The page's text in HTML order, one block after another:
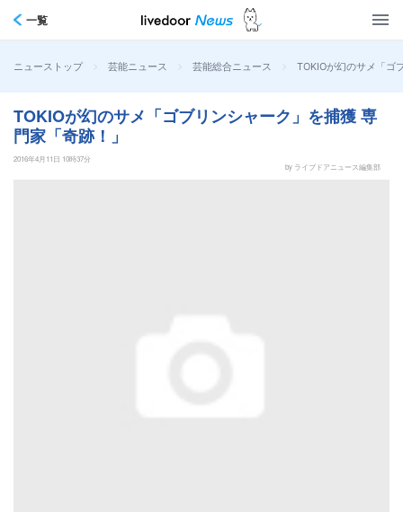
一覧
ニューストップ > 芸能ニュース > 芸能総合ニュース > TOKIOが幻のサメ「ゴ
TOKIOが幻のサメ「ゴブリンシャーク」を捕獲 専
門家「奇跡！」
2016年4月11日 10時37分
by ライブドアニュース編集部